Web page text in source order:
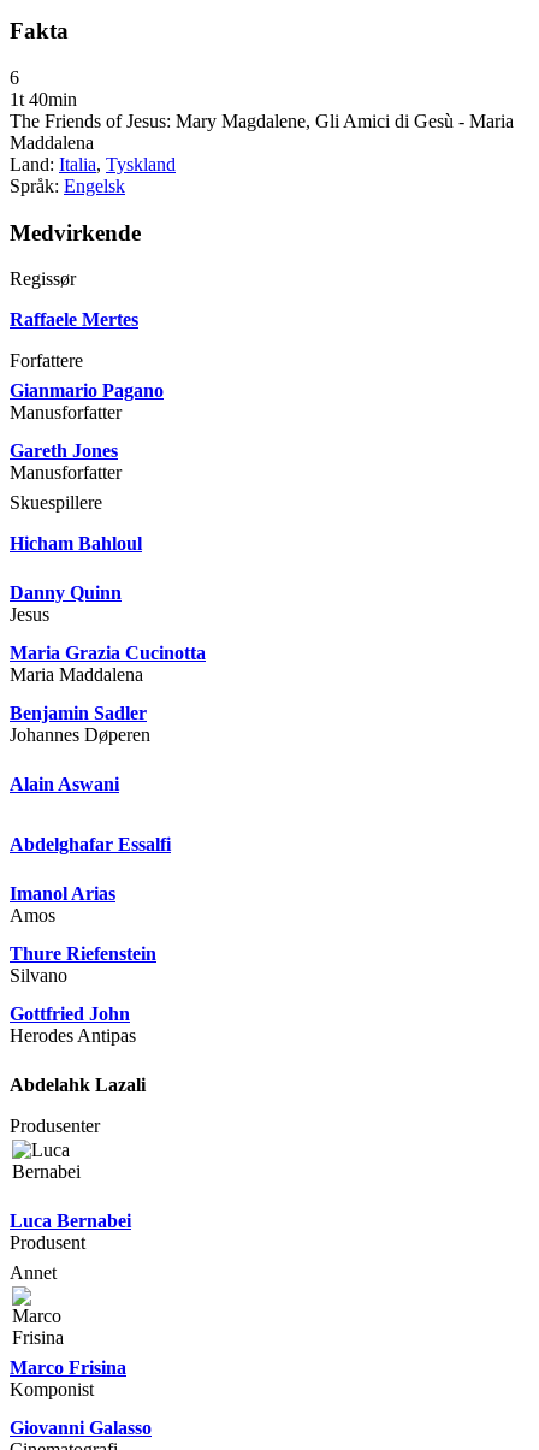
Fakta
6
1t 40min
The Friends of Jesus: Mary Magdalene, Gli Amici di Gesù - Maria
Maddalena
Land: Italia, Tyskland
Språk: Engelsk
Medvirkende
Regissør
Raffaele Mertes
Forfattere
Gianmario Pagano
Manusforfatter
Gareth Jones
Manusforfatter
Skuespillere
Hicham Bahloul
Danny Quinn
Jesus
Maria Grazia Cucinotta
Maria Maddalena
Benjamin Sadler
Johannes Døperen
Alain Aswani
Abdelghafar Essalfi
Imanol Arias
Amos
Thure Riefenstein
Silvano
Gottfried John
Herodes Antipas
Abdelahk Lazali
Produsenter
Luca Bernabei
Produsent
Annet
Marco Frisina
Komponist
Giovanni Galasso